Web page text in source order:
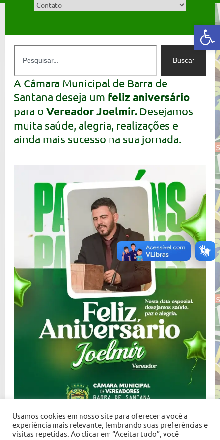
Abrir a barra de ferramentas
Buscar
A Câmara Municipal de Barra de
Santana deseja um feliz aniversário
para o Vereador Joelmir.Desejamos
muita saúde, alegria, realizações e
ainda mais sucesso na sua jornada.
Usamos cookies em nosso site para oferecer a você a
experiência mais relevante, lembrando suas preferências e
visitas repetidas. Ao clicar em “Aceitar tudo”, você